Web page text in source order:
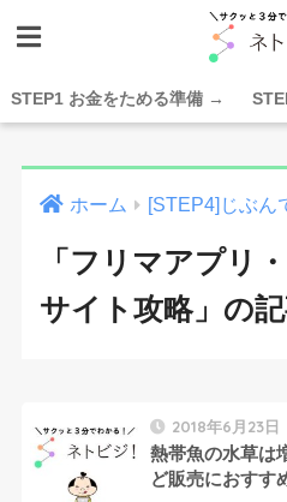
STEP1 お金をためる準備 →
ホーム [STEP4]じぶん
「フリマアプリ
サイト攻略」の
2018年6月23日
熱帯魚の水草は
ど販売におすす